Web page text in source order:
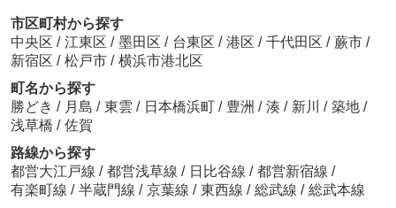
市区町村から探す
中央区 / 江東区 / 墨田区 / 台東区 / 港区 / 千代田区 / 蕨市 /
新宿区 / 松戸市 / 横浜市港北区
町名から探す
勝どき / 月島 / 東雲 / 日本橋浜町 / 豊洲 / 湊 / 新川 / 築地 /
浅草橋 / 佐賀
路線から探す
都営大江戸線 / 都営浅草線 / 日比谷線 / 都営新宿線 /
有楽町線 / 半蔵門線 / 京葉線 / 東西線 / 総武線 / 総武本線